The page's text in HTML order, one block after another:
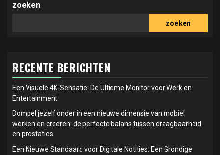
zoeken
zoeken
RECENTE BERICHTEN
Een Visuele 4K-Sensatie: De Ultieme Monitor voor Werk en
Entertainment
Dompel jezelf onder in een nieuwe dimensie van mobiel
werken en creëren: de perfecte balans tussen draagbaarheid
en prestaties
Een Nieuwe Standaard voor Digitale Notities: Een Grondige